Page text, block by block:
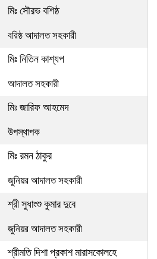
মিঃ সৌরভ বশিষ্ঠ
বরিষ্ঠ আদালত সহকারী
মিঃ নিতিন কাশ্যপ
আদালত সহকারী
মিঃ জারিফ আহমেদ
উপস্থাপক
মিঃ রমন ঠাকুর
জুনিয়র আদালত সহকারী
শ্রী সুধাংশু কুমার দুবে
জুনিয়র আদালত সহকারী
শ্রীমতি দিশা প্রকাশ মারাসকোলহে